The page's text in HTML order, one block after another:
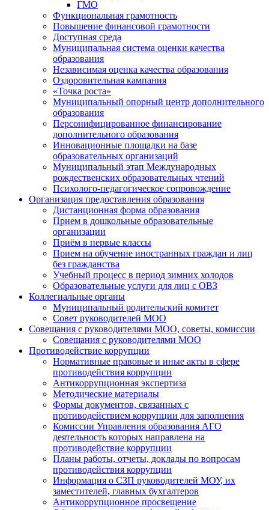
ГМО
Функциональная грамотность
Повышение финансовой грамотности
Доступная среда
Муниципальная система оценки качества
образования
Независимая оценка качества образования
Оздоровительная кампания
«Точка роста»
Муниципальный опорный центр дополнительного
образования
Персонифицированное финансирование
дополнительного образования
Инновационные площадки на базе
образовательных организаций
Муниципальный этап Международных
рождественских образовательных чтений
Психолого-педагогическое сопровождение
Организация предоставления образования
Дистанционная форма образования
Прием в дошкольные образовательные
организации
Приём в первые классы
Прием на обучение иностранных граждан и лиц
без гражданства
Учебный процесс в период зимних холодов
Образовательные услуги для лиц с ОВЗ
Коллегиальные органы
Муниципальный родительский комитет
Совет руководителей МОО
Совещания с руководителями МОО, советы, комиссии
Совещания с руководителями МОО
Противодействие коррупции
Нормативные правовые и иные акты в сфере
противодействия коррупции
Антикоррупционная экспертиза
Методические материалы
Формы документов, связанных с
противодействием коррупции для заполнения
Комиссии Управления образования АГО
деятельность которых направлена на
противодействие коррупции
Планы работы, отчеты, доклады по вопросам
противодействия коррупции
Информация о СЗП руководителей МОУ, их
заместителей, главных бухгалтеров
Антикоррупционное просвещение